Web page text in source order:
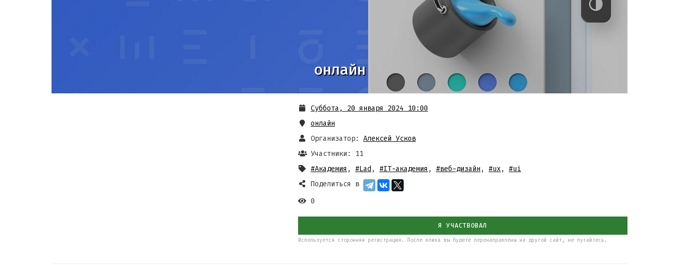
онлайн
Суббота, 20 января 2024 10:00
онлайн
Организатор:
Алексей Усков
Участники: 11
#Академия , #Lad , #IT-академия , #веб-дизайн , #ux, #ui
Поделиться в
0
Я УЧАСТВОВАЛ
Используется сторонняя регистрация. После клика вы будете перенаправлены на другой сайт, не пугайтесь.